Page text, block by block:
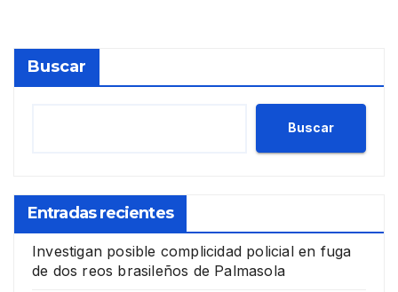
Buscar
Buscar
Entradas recientes
Investigan posible complicidad policial en fuga
de dos reos brasileños de Palmasola